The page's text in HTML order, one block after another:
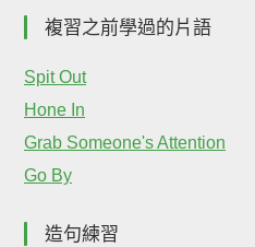
複習之前學過的片語
Spit Out
Hone In
Grab Someone's Attention
Go By
造句練習